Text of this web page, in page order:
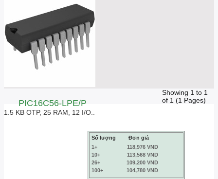
PIC16C56-LPE/P
1.5 KB OTP, 25 RAM, 12 I/O..
Số lượng
Đơn giá
1+
118,976 VND
10+
113,568 VND
26+
109,200 VND
100+
104,780 VND
Showing 1 to 1
of 1 (1 Pages)